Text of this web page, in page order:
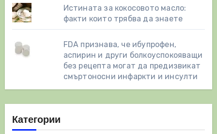
Истината за кокосовото масло:
факти които трябва да знаете
FDA признава, че ибупрофен,
аспирин и други болкоуспокояващи
без рецепта могат да предизвикат
смъртоносни инфаркти и инсулти
Категории